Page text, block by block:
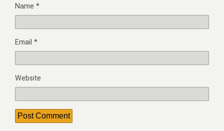
Name *
Email *
Website